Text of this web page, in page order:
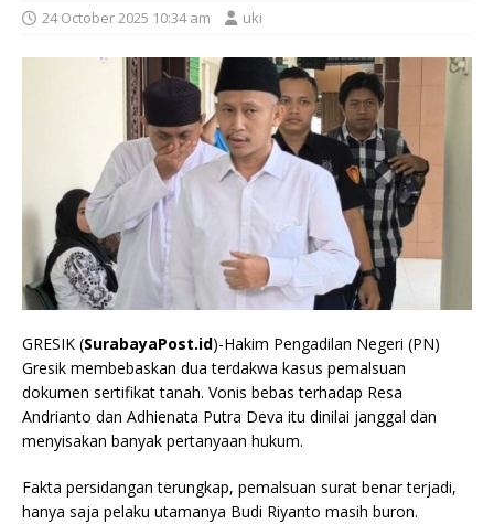
24 October 2025 10:34 am uki
GRESIK (SurabayaPost.id)-Hakim Pengadilan Negeri (PN)
Gresik membebaskan dua terdakwa kasus pemalsuan
dokumen sertifikat tanah. Vonis bebas terhadap Resa
Andrianto dan Adhienata Putra Deva itu dinilai janggal dan
menyisakan banyak pertanyaan hukum.
Fakta persidangan terungkap, pemalsuan surat benar terjadi,
hanya saja pelaku utamanya Budi Riyanto masih buron.